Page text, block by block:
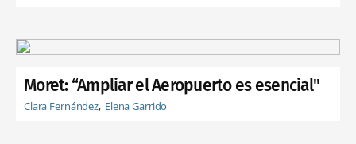
Moret: “Ampliar el Aeropuerto es esencial"
Clara Fernández Elena Garrido